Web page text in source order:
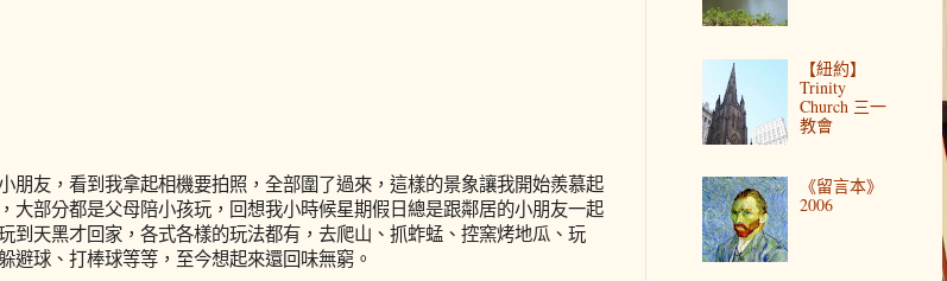
朋友，看到我拿起相機要拍照，全部圍了過來，這樣的景象讓我開始羨慕起
大部分都是父母陪小孩玩，回想我小時候星期假日總是跟鄰居的小朋友一起
到天黑才回家，各式各樣的玩法都有，去爬山、抓蚱蜢、控窯烤地瓜、玩
避球、打棒球等等，至今想起來還回味無窮。
【紐約】
Trinity
Church 三一
教會
《留言本》
2006